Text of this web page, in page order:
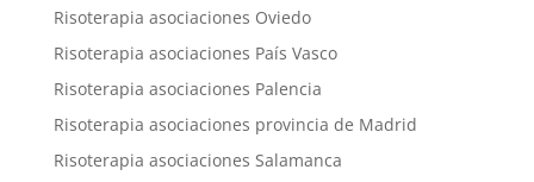
Risoterapia asociaciones Oviedo
Risoterapia asociaciones País Vasco
Risoterapia asociaciones Palencia
Risoterapia asociaciones provincia de Madrid
Risoterapia asociaciones Salamanca